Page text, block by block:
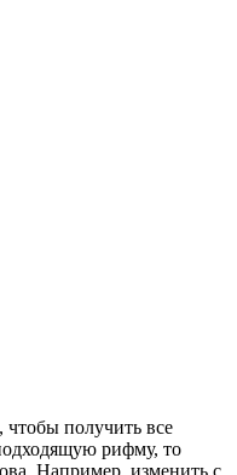
получить все
рифму, то
Например, изменить с